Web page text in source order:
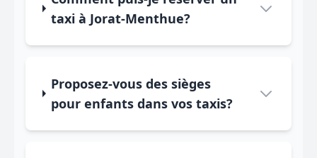
taxi à Jorat-Menthue?
Proposez-vous des sièges
pour enfants dans vos taxis?